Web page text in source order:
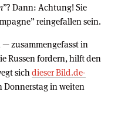
? Dann: Achtung! Sie
reingefallen sein.
zusammengefasst in
Russen fordern, hilft den
sich dieser Bild.de-
in weiten